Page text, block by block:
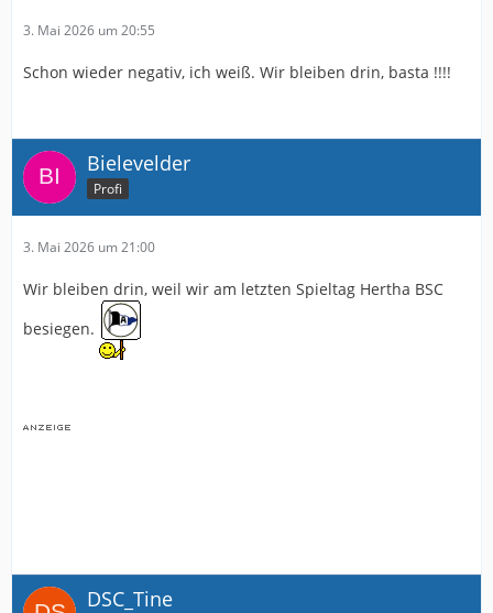
3. Mai 2026 um 20:55
Schon wieder negativ, ich weiß. Wir bleiben drin, basta !!!!
Bielevelder
Profi
3. Mai 2026 um 21:00
Wir bleiben drin, weil wir am letzten Spieltag Hertha BSC
besiegen.
DSC_Tine